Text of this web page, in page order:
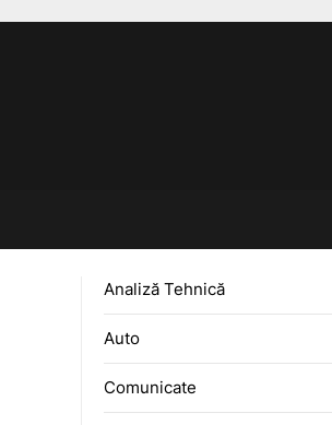
Analiză Tehnică
Auto
Comunicate